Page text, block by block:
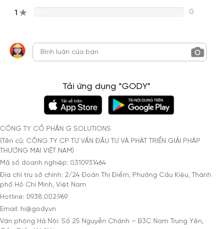
1 0
Tải ứng dụng "GODY"
CÔNG TY CỔ PHẦN G SOLUTIONS
(Tên cũ: CÔNG TY CP TƯ VẤN ĐẦU TƯ VÀ PHÁT TRIỂN GIẢI PHÁP
THƯƠNG MẠI VIỆT NAM)
Mã số doanh nghiệp: 0310931464
Địa chỉ trụ sở chính: 2/24 Đoàn Thị Điểm, Phường Cầu Kiệu, Thành
phố Hồ Chí Minh, Việt Nam
Hotline: 0938.002.969
Email: hi@gody.vn
Văn phòng Hà Nội: Số 25 Nguyễn Chánh – B3C Nam Trung Yên,